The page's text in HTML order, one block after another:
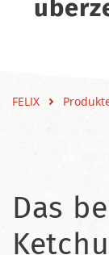
FELIX
Das